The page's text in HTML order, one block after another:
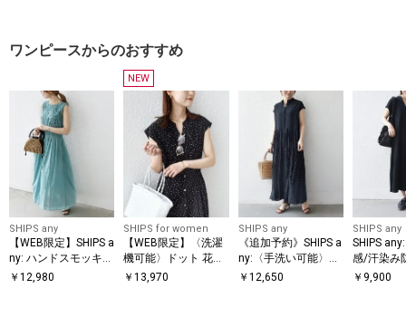
ワンピースからのおすすめ
SHIPS any
【WEB限定】SHIPS a
ny: ハンドスモッキン
グ コットン フレア
￥ 12,980
NEW
SHIPS for women
【WEB限定】〈洗濯
機可能〉ドット 花柄
サイド プリーツ フレ
￥13,970
SHIPS any
《追加予約》SHIPS a
ny:〈手洗い可能〉ド
ット バンドカラー フ
￥ 12,650
SHIPS any
SHIPS
感/汗染み
洗濯機可
￥ 9,900